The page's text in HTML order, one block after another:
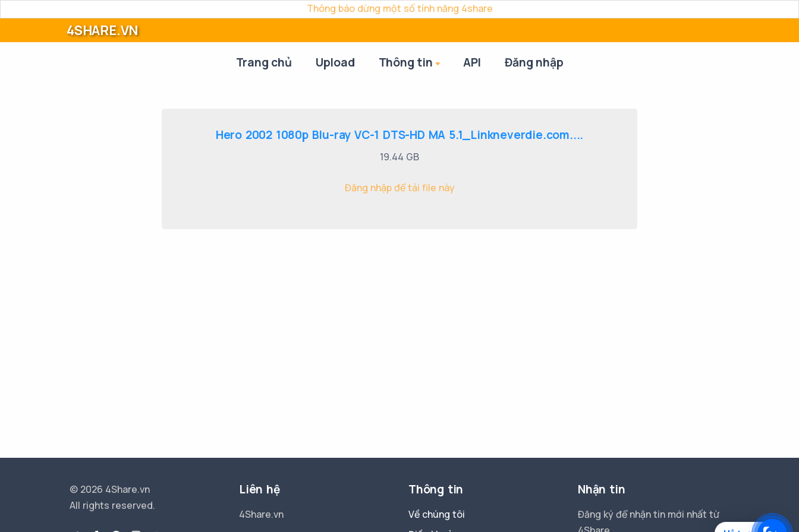
Thông báo dừng một số tính năng 4share
4SHARE.VN
Trang chủ Upload Thông tin API Đăng nhập
Hero 2002 1080p Blu-ray VC-1 DTS-HD MA 5.1_Linkneverdie.com....
19.44 GB
Đăng nhập để tải file này
© 2026 4Share.vn
All rights reserved.
Liên hệ
4Share.vn
Thông tin
Về chúng tôi
Nhận tin
Đăng ký để nhận tin mới nhất từ